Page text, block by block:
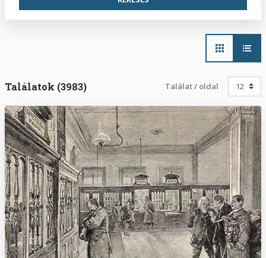
Main
navigation
Találatok (3983) Találat / oldal